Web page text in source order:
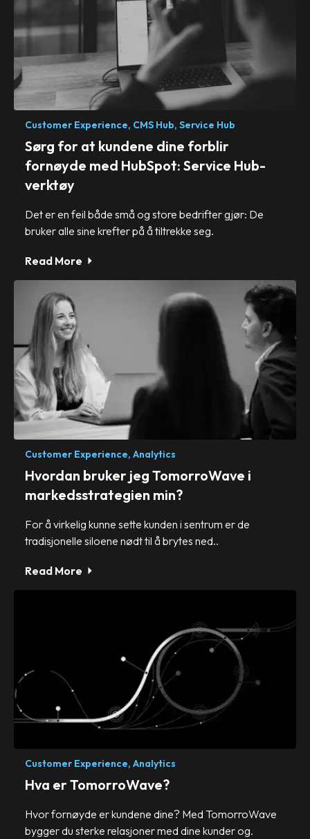
Customer Experience, CMS Hub, Service Hub
Sørg for at kundene dine forblir
fornøyde med HubSpot: Service Hub-
verktøy
Det er en feil både små og store bedrifter gjør: De
bruker alle sine krefter på å tiltrekke seg.
Read More
Customer Experience, Analytics
Hvordan bruker jeg TomorroWave i
markedsstrategien min?
For å virkelig kunne sette kunden i sentrum er de
tradisjonelle siloene nødt til å brytes ned..
Read More
Customer Experience, Analytics
Hva er TomorroWave?
Hvor fornøyde er kundene dine? Med TomorroWave
bygger du sterke relasjoner med dine kunder og.